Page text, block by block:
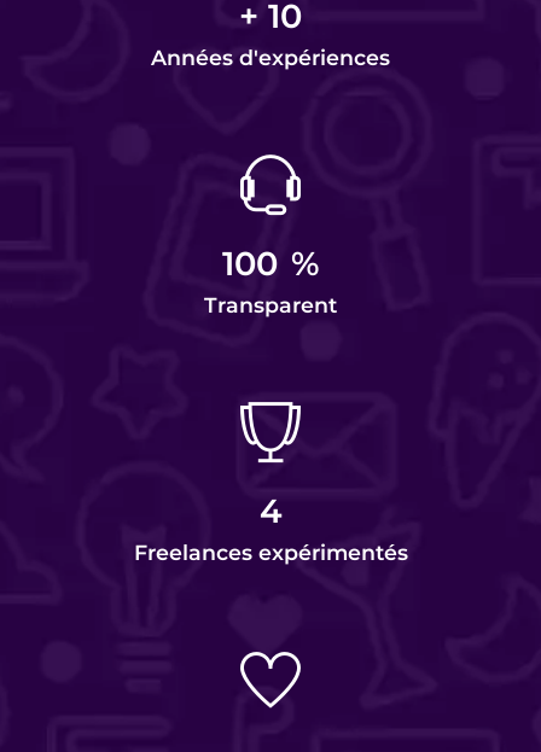
+ 10
Années d'expériences
100 %
Transparent
4
Freelances expérimentés